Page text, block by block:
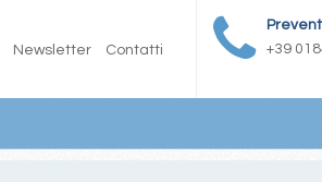
+39
Newsletter Contatti